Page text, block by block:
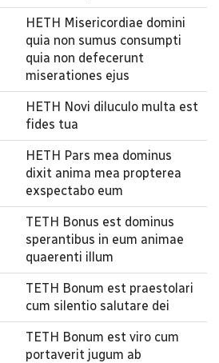
HETH Misericordiae domini
quia non sumus consumpti
quia non defecerunt
miserationes ejus
HETH Novi diluculo multa est
fides tua
HETH Pars mea dominus
dixit anima mea propterea
exspectabo eum
TETH Bonus est dominus
sperantibus in eum animae
quaerenti illum
TETH Bonum est praestolari
cum silentio salutare dei
TETH Bonum est viro cum
portaverit jugum ab